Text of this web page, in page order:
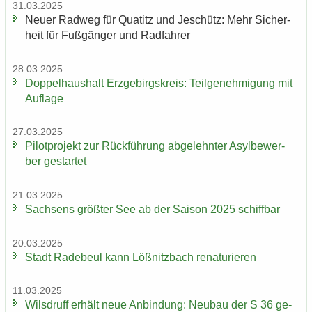
31.03.2025
Neuer Rad­weg für Qua­titz und Je­schütz: Mehr Si­cher­
heit für Fuß­gän­ger und Rad­fah­rer
28.03.2025
Dop­pel­haus­halt Erz­ge­birgs­kreis: Teil­ge­neh­mi­gung mit
Auf­la­ge
27.03.2025
Pi­lot­pro­jekt zur Rück­füh­rung ab­ge­lehn­ter Asyl­be­wer­
ber ge­star­tet
21.03.2025
Sach­sens größ­ter See ab der Sai­son 2025 schiff­bar
20.03.2025
Stadt Ra­de­beul kann Löß­nitz­bach re­na­tu­rie­ren
11.03.2025
Wilsd­ruff er­hält neue An­bin­dung: Neu­bau der S 36 ge­